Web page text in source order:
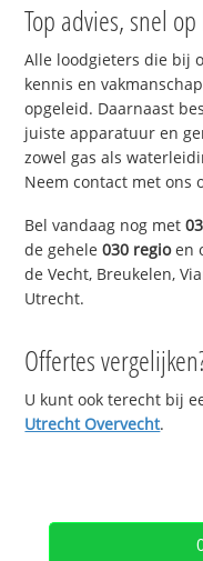
Top advies, snel
Alle loodgieters die bij
kennis en
opgeleid. Daarnaast
juiste apparatuur en
zowel gas als
Neem contact met ons
Bel vandaag nog met
de gehele030 regioen
de Vecht, Breukelen,
Utrecht.
Offertes
U kunt ook terecht bij
Utrecht Overvecht.